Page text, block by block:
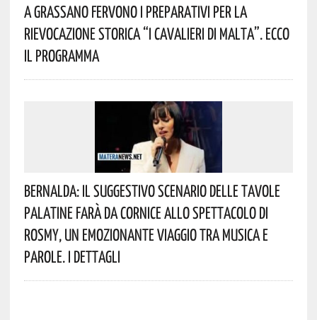
A Grassano Fervono I Preparativi Per La
Rievocazione Storica “I CAVALIERI DI MALTA”. Ecco
Il Programma
Bernalda: Il Suggestivo Scenario Delle Tavole
Palatine Farà Da Cornice Allo Spettacolo Di
Rosmy, Un Emozionante Viaggio Tra Musica E
Parole. I Dettagli